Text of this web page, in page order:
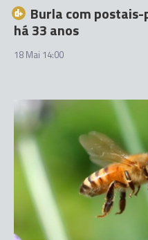
Burla com
há 33 anos
18 Mai 14:00